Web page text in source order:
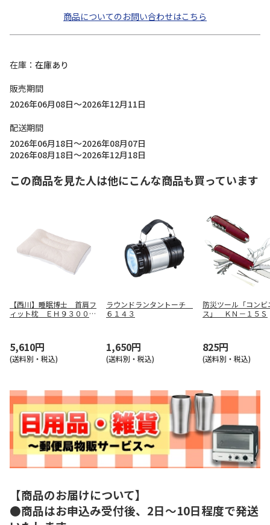
商品についてのお問い合わせはこちら
在庫
在庫あり
販売期間
2026年06月08日～2026年12月11日
配送期間
2026年06月18日～2026年08月07日
2026年08月18日～2026年12月18日
この商品を見た人は他にこんな商品も買っています
【西川】睡眠博士 首肩フ
ィット枕 ＥＨ９３００９
5,610円
(送料別・税込)
ラウンドランタントーチ
６１４３
1,650円
(送料別・税込)
防災ツール「コンビ
ス」 ＫＮ－１５Ｓ
825円
(送料別・税込)
【商品のお届けについて】
●商品はお申込み受付後、2日～10日程度で発送